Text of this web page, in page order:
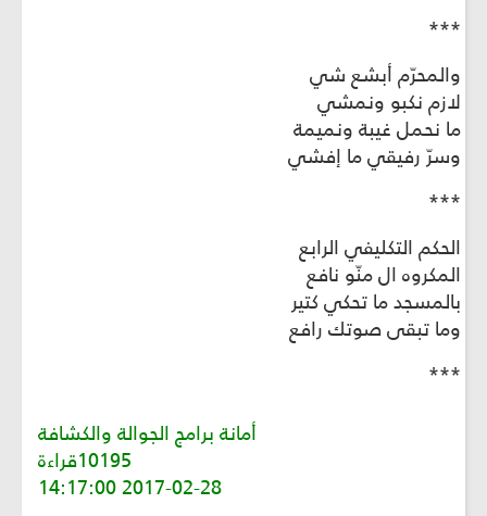
***
والمحرّم أبشع شي
لازم نكبو ونمشي
ما نحمل غيبة ونميمة
وسرّ رفيقي ما إفشي
***
الحكم التكليفي الرابع
المكروه ال منّو نافع
بالمسجد ما تحكي كتير
وما تبقى صوتك رافع
***
أمانة برامج الجوالة والكشافة
10195قراءة
2017-02-28 14:17:00